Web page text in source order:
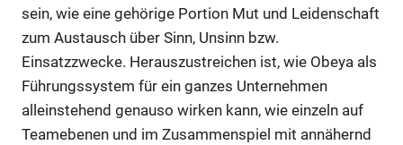
sein, wie eine gehörige Portion Mut und Leidenschaft
zum Austausch über Sinn, Unsinn bzw.
Einsatzzwecke. Herauszustreichen ist, wie Obeya als
Führungssystem für ein ganzes Unternehmen
alleinstehend genauso wirken kann, wie einzeln auf
Teamebenen und im Zusammenspiel mit annähernd